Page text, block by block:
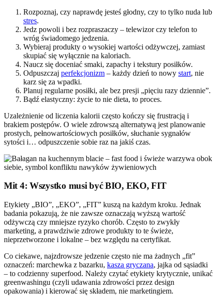
Rozpoznaj, czy naprawdę jesteś głodny, czy to tylko nuda lub
stres.
Jedz powoli i bez rozpraszaczy – telewizor czy telefon to
wróg świadomego jedzenia.
Wybieraj produkty o wysokiej wartości odżywczej, zamiast
skupiać się wyłącznie na kaloriach.
Naucz się doceniać smaki, zapachy i tekstury posiłków.
Odpuszczaj perfekcjonizm – każdy dzień to nowy start, nie
karz się za wpadki.
Planuj regularne posiłki, ale bez presji „pięciu razy dziennie”.
Bądź elastyczny: życie to nie dieta, to proces.
Uzależnienie od liczenia kalorii często kończy się frustracją i
brakiem postępów. O wiele zdrowszą alternatywą jest planowanie
prostych, pełnowartościowych posiłków, słuchanie sygnałów
sytości i… odpuszczenie sobie raz na jakiś czas.
Mit 4: Wszystko musi być BIO, EKO, FIT
Etykiety „BIO”, „EKO”, „FIT” kuszą na każdym kroku. Jednak
badania pokazują, że nie zawsze oznaczają wyższą wartość
odżywczą czy mniejsze ryzyko chorób. Często to zwykły
marketing, a prawdziwie zdrowe produkty to te świeże,
nieprzetworzone i lokalne – bez względu na certyfikat.
Co ciekawe, najzdrowsze jedzenie często nie ma żadnych „fit”
oznaczeń: marchewka z bazarku, kasza gryczana, jajka od sąsiadki
– to codzienny superfood. Należy czytać etykiety krytycznie, unikać
greenwashingu (czyli udawania zdrowości przez design
opakowania) i kierować się składem, nie marketingiem.